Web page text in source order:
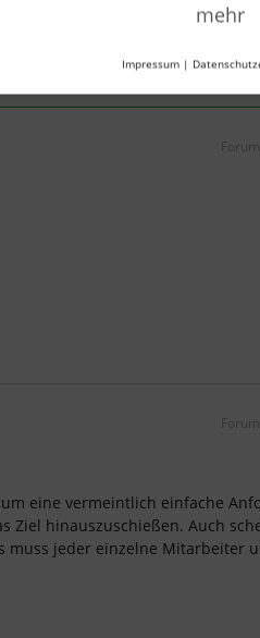
eine vermeintlich einfache
Ziel hinauszuschießen. Auch
muss jeder einzelne Mitarbeiter
mehr
Impressum |